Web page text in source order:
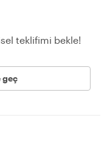
teklifimi bekle!
geç